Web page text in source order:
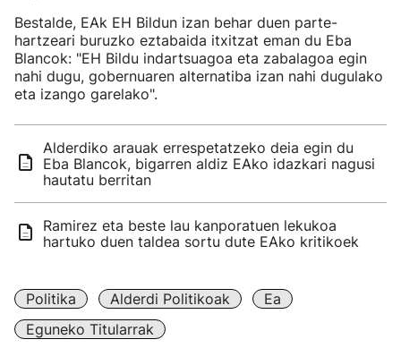
Bestalde, EAk EH Bildun izan behar duen parte-
hartzeari buruzko eztabaida itxitzat eman du Eba
Blancok: "EH Bildu indartsuagoa eta zabalagoa egin
nahi dugu, gobernuaren alternatiba izan nahi dugulako
eta izango garelako".
Alderdiko arauak errespetatzeko deia egin du
Eba Blancok, bigarren aldiz EAko idazkari nagusi
hautatu berritan
Ramirez eta beste lau kanporatuen lekukoa
hartuko duen taldea sortu dute EAko kritikoek
Politika Alderdi Politikoak
Ea
Eguneko Titularrak